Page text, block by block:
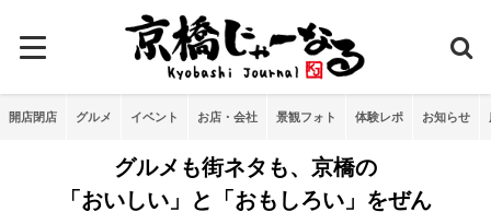
開店閉店 グルメ イベント お店・会社 景観フォト 体験レポ お知らせ
グルメも街ネタも、京橋の
「おいしい」と「おもしろい」をぜん